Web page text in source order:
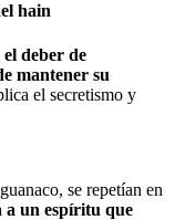
hain
deber de
mantener su
el secretismo y
se repetían en
a un espíritu que